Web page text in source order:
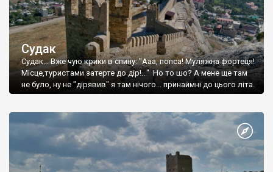
Судак
Судак... Вже чую крики в спину: "Ааа, попса! Муляжна фортеця!
Місце,туристами затерте до дір!..." Но то шо? А мене ще там
не було, ну не "дірявив" я там нічого... принаймні до цього літа.